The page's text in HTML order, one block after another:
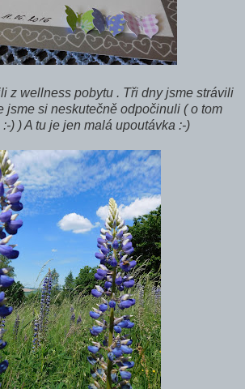
z wellness pobytu . Tři dny jsme strávili
jsme si neskutečně odpočinuli ( o tom
) ) A tu je jen malá upoutávka :-)